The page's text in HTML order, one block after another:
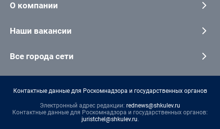
О компании
Наши вакансии
Все города сети
Контактные данные для Роскомнадзора и государственных органов
Электронный адрес редакции: rednews@shkulev.ru
Контактные данные для Роскомнадзора и государственных органов:
juristchel@shkulev.ru.